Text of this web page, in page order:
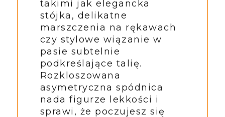
takimi jak elegancka
stójka, delikatne
marszczenia na rękawach
czy stylowe wiązanie w
pasie subtelnie
podkreślające talię.
Rozkloszowana
asymetryczna spódnica
nada figurze lekkości i
sprawi, że poczujesz się